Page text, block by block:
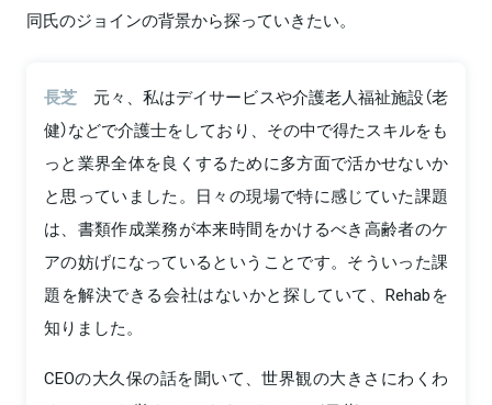
同氏のジョインの背景から探っていきたい。
長芝
元々、私はデイサービスや介護老人福祉施設（老
健）などで介護士をしており、その中で得たスキルをも
っと業界全体を良くするために多方面で活かせないか
と思っていました。日々の現場で特に感じていた課題
は、書類作成業務が本来時間をかけるべき高齢者のケ
アの妨げになっているということです。そういった課
題を解決できる会社はないかと探していて、Rehabを
知りました。
CEOの大久保の話を聞いて、世界観の大きさにわくわ